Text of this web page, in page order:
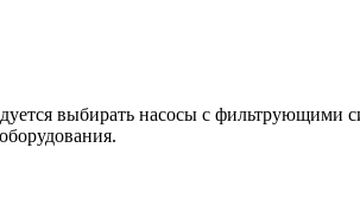
выбирать насосы с фильтрующими